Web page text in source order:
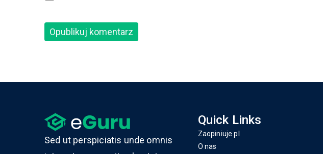
Sed ut perspiciatis unde omnis
Quick Links
Zaopiniuje.pl
O nas